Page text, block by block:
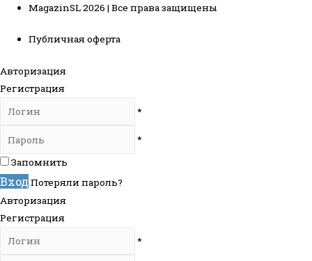
MagazinSL 2026 | Все права защищены
Публичная оферта
Авторизация
Регистрация
*
*
Запомнить
Вход Потеряли пароль?
Авторизация
Регистрация
*